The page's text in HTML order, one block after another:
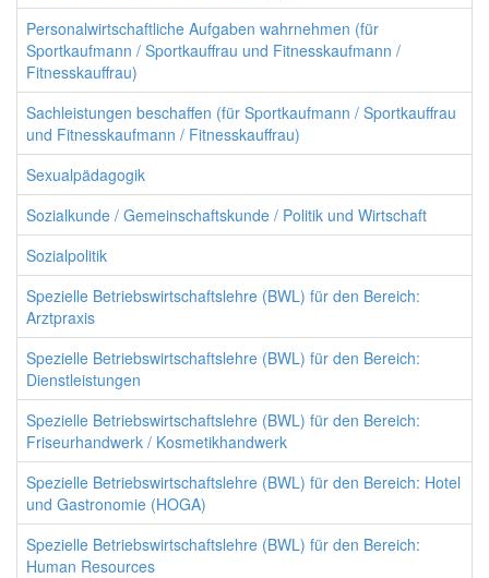
Personalwirtschaftliche Aufgaben wahrnehmen (für
Sportkaufmann / Sportkauffrau und Fitnesskaufmann /
Fitnesskauffrau)
Sachleistungen beschaffen (für Sportkaufmann / Sportkauffrau
und Fitnesskaufmann / Fitnesskauffrau)
Sexualpädagogik
Sozialkunde / Gemeinschaftskunde / Politik und Wirtschaft
Sozialpolitik
Spezielle Betriebswirtschaftslehre (BWL) für den Bereich:
Arztpraxis
Spezielle Betriebswirtschaftslehre (BWL) für den Bereich:
Dienstleistungen
Spezielle Betriebswirtschaftslehre (BWL) für den Bereich:
Friseurhandwerk / Kosmetikhandwerk
Spezielle Betriebswirtschaftslehre (BWL) für den Bereich: Hotel
und Gastronomie (HOGA)
Spezielle Betriebswirtschaftslehre (BWL) für den Bereich:
Human Resources